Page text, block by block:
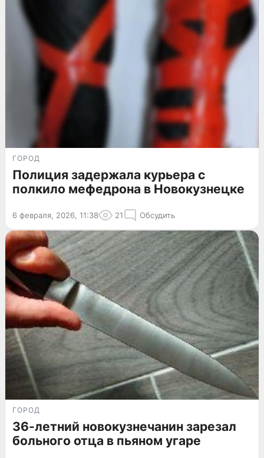
ГОРОД
Полиция задержала курьера с
полкило мефедрона в Новокузнецке
6 февраля, 2026, 11:38 21 Обсудить
ГОРОД
36-летний новокузнечанин зарезал
больного отца в пьяном угаре